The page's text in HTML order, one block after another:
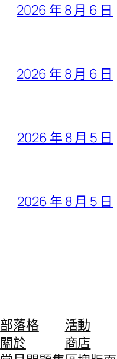
2026 年 8 月 6 日
2026 年 8 月 6 日
2026 年 8 月 5 日
2026 年 8 月 5 日
部落格
關於
活動
商店